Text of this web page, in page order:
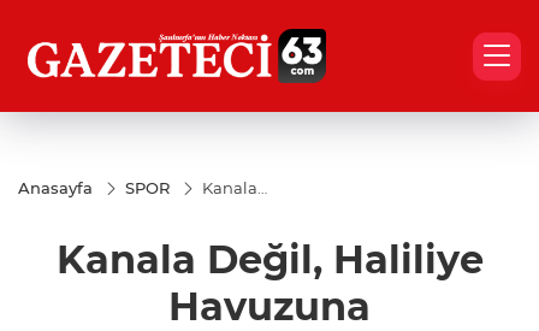
Anasayfa SPOR
Kanala
Havuzuna
Kanala Değil, Haliliye
Havuzuna